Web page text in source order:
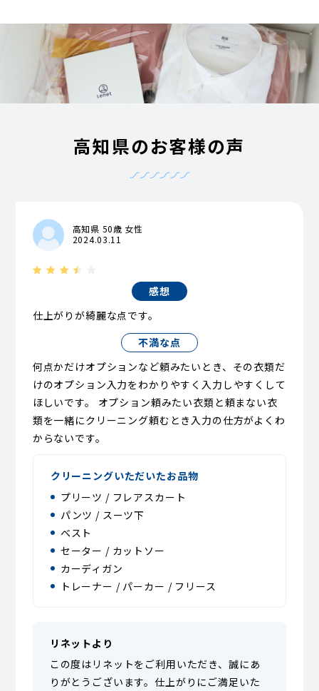
高知県のお客様の声
高知県 50歳 女性
2024.03.11
感想
仕上がりが綺麗な点です。
不満な点
何点かだけオプションなど頼みたいとき、その衣類だ
けのオプション入力をわかりやすく入力しやすくして
ほしいです。 オプション頼みたい衣類と頼まない衣
類を一緒にクリーニング頼むとき入力の仕方がよくわ
からないです。
クリーニングいただいたお品物
プリーツ / フレアスカート
パンツ / スーツ下
ベスト
セーター / カットソー
カーディガン
トレーナー / パーカー / フリース
リネットより
この度はリネットをご利用いただき、誠にあ
りがとうございます。仕上がりにご満足いた